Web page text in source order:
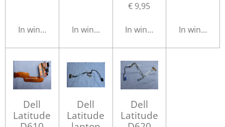
In winkelwagenIn winkelwagen
€ 9,95
In winkelwagenIn
Dell
Latitude
Dell
Latitude
Dell
Latitude